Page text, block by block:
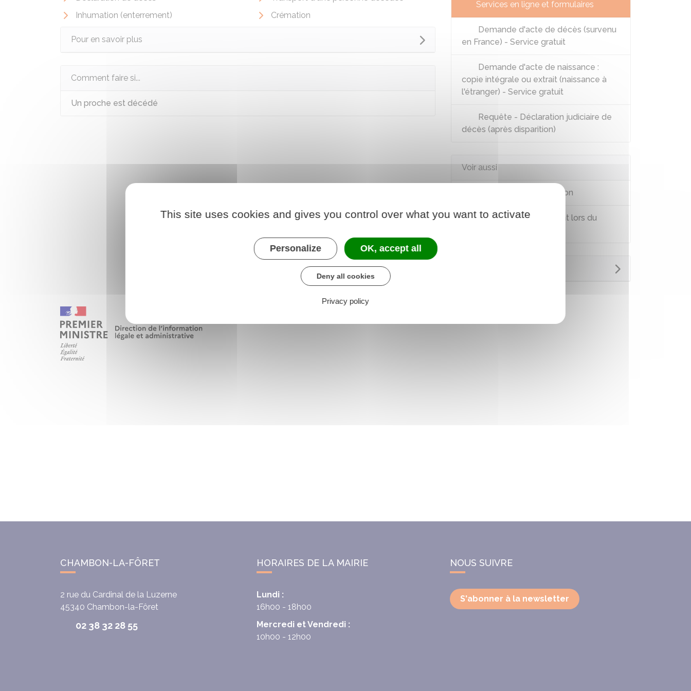
Inhumation (enterrement)
Crémation
Pour en savoir plus
Comment faire si...
Un proche est décédé
Services en ligne et formulaires
Demande d'acte de décès (survenu
en France) - Service gratuit
Demande d'acte de naissance :
copie intégrale ou extrait (naissance à
l'étranger) - Service gratuit
Requête - Déclaration judiciaire de
décès (après disparition)
Voir aussi
Règlement d'une succession
Don d'organe : prélèvement lors du
CHAMBON-LA-FÔRET
2 rue du Cardinal de la Luzerne
45340 Chambon-la-Fôret
02 38 32 28 55
HORAIRES DE LA MAIRIE
Lundi :
16h00 - 18h00
Mercredi et Vendredi :
10h00 - 12h00
NOUS SUIVRE
S'abonner à la newsletter
This site uses cookies and gives you control over what you want to activate
Personalize OK, accept all
Deny all cookies
Privacy policy